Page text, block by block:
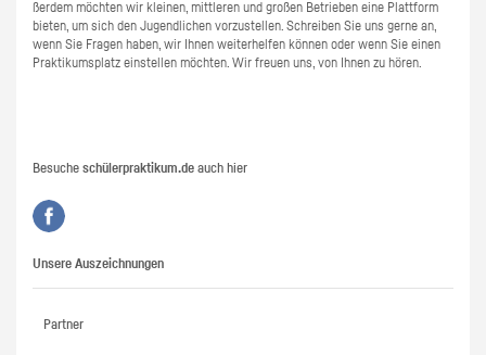
ßer­dem möch­ten wir klei­nen, mitt­le­ren und gro­ßen Be­trie­ben eine Platt­form
bie­ten, um sich den Ju­gend­li­chen vor­zu­stel­len. Schrei­ben Sie uns gerne an,
wenn Sie Fra­gen haben, wir Ihnen wei­ter­hel­fen kön­nen oder wenn Sie einen
Prak­ti­kums­platz ein­stel­len möch­ten. Wir freu­en uns, von Ihnen zu hören.
Besuche schülerpraktikum.de auch hier
Unsere Auszeichnungen
Partner